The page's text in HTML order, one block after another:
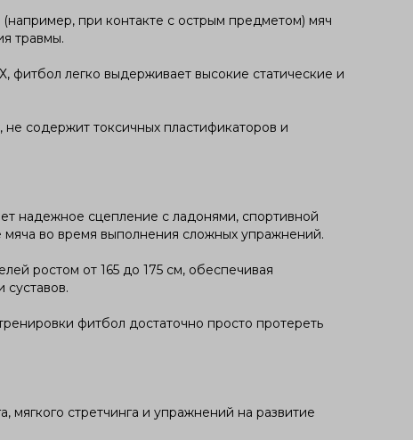
при контакте с острым предметом) мяч
травмы.
фитбол легко выдерживает высокие статические и
не содержит токсичных пластификаторов и
надежное сцепление с ладонями, спортивной
во время выполнения сложных упражнений.
ростом от 165 до 175 см, обеспечивая
суставов.
фитбол достаточно просто протереть
мягкого стретчинга и упражнений на развитие